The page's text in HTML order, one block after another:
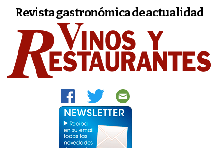
Revista gastronómica de actualidad